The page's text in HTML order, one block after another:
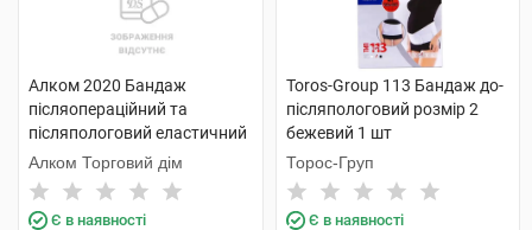
Алком 2020 Бандаж
післяопераційний та
післяпологовий еластичний
розмір 9 1 шт
Алком Торговий дім
Є в наявності
Toros-Group 113 Бандаж до-
післяпологовий розмір 2
бежевий 1 шт
Торос-Груп
Є в наявності